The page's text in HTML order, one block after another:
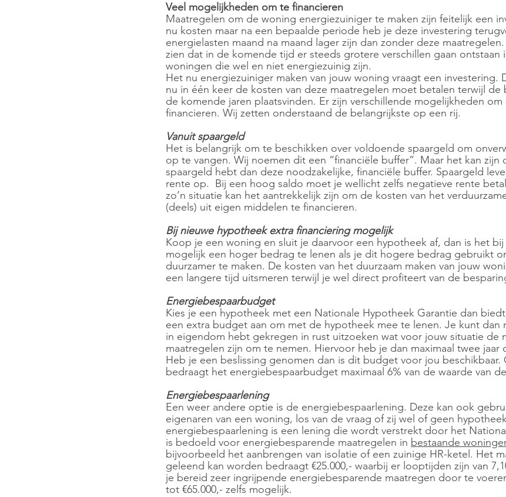
Veel mogelijkheden om te financieren
Maatregelen om de woning energiezuiniger te maken zijn feitelijk een
nu kosten maar na een bepaalde periode heb je deze investering
energielasten maand na maand lager zijn dan zonder deze maatregelen.
zien dat in de komende tijd er steeds grotere verschillen gaan ontstaan
woningen die wel en niet energiezuinig zijn.
Het nu energiezuiniger maken van jouw woning vraagt een investering.
nu in één keer de kosten van deze maatregelen moet betalen terwijl de
de komende jaren plaatsvinden. Er zijn verschillende mogelijkheden
financieren. Wij zetten onderstaand de belangrijkste op een rij.
Vanuit spaargeld
Het is belangrijk om te beschikken over voldoende spaargeld om
op te vangen. Wij noemen dit een “financiële buffer”. Maar het kan zijn
spaargeld hebt dan deze noodzakelijke, financiële buffer. Spaargeld
rente op.  Bij een hoog saldo moet je wellicht zelfs negatieve rente
zo’n situatie kan het aantrekkelijk zijn om de kosten van het
(deels) uit eigen middelen te financieren.
Bij nieuwe hypotheek extra financiering mogelijk
Koop je een woning en sluit je daarvoor een hypotheek af, dan is het
mogelijk een hoger bedrag te lenen als je dit hogere bedrag gebruikt
duurzamer te maken. De kosten van het duurzaam maken van jouw
een langere tijd uitsmeren terwijl je wel direct profiteert van de
Energiebespaarbudget
Kies je een hypotheek met een Nationale Hypotheek Garantie dan
een extra budget aan om met de hypotheek mee te lenen. Je kunt dan
in eigendom hebt gekregen in rust uitzoeken wat voor jouw situatie de
maatregelen zijn om te nemen. Hiervoor heb je dan maximaal twee jaar
Heb je een beslissing genomen dan is dit budget voor jou
bedraagt het energiebespaarbudget maximaal 6% van de waarde van
Energiebespaarlening
Een weer andere optie is de energiebespaarlening. Deze kan ook
eigenaren van een woning, los van de vraag of zij wel of geen
energiebespaarlening is een lening die wordt verstrekt door het
is bedoeld voor energiebesparende maatregelen in bestaande
bijvoorbeeld het aanbrengen van isolatie of een zuinige HR-ketel. Het
geleend kan worden bedraagt €25.000,- waarbij er looptijden zijn van
je bereid zeer ingrijpende energiebesparende maatregen door te
tot €65.000,- zelfs mogelijk.